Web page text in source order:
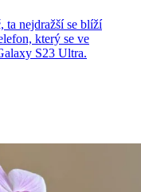
ta nejdražší se blíží
který se ve
S23 Ultra.